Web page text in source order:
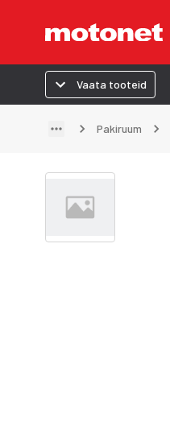
Vaata tooteid
Pakiruum